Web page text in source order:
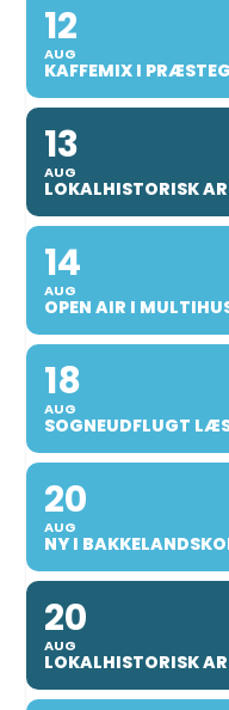
12
AUG
KAFFEMIX I
13
AUG
LOKALHISTORISK
14
AUG
OPEN AIR I
18
AUG
SOGNEUDFLUGT
20
AUG
NY I
20
AUG
LOKALHISTORISK